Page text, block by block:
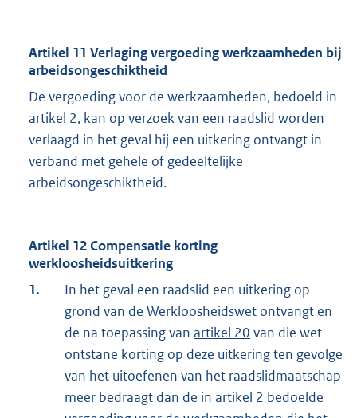
Artikel 11 Verlaging vergoeding werkzaamheden bij
arbeidsongeschiktheid
De vergoeding voor de werkzaamheden, bedoeld in
artikel 2, kan op verzoek van een raadslid worden
verlaagd in het geval hij een uitkering ontvangt in
verband met gehele of gedeeltelijke
arbeidsongeschiktheid.
Artikel 12 Compensatie korting
werkloosheidsuitkering
1.
In het geval een raadslid een uitkering op
grond van de Werkloosheidswet ontvangt en
de na toepassing van artikel 20 van die wet
ontstane korting op deze uitkering ten gevolge
van het uitoefenen van het raadslidmaatschap
meer bedraagt dan de in artikel 2 bedoelde